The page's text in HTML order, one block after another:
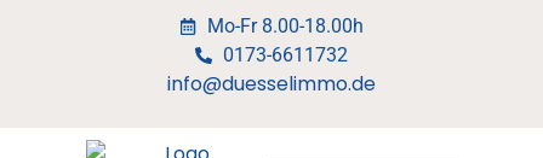
0173-6611732
info@duesselimmo.de
Mo-Fr 8.00-18.00h